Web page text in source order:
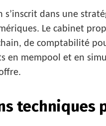
s’inscrit dans une
Le cabinet
de comptabilité
en mempool et en
techniques